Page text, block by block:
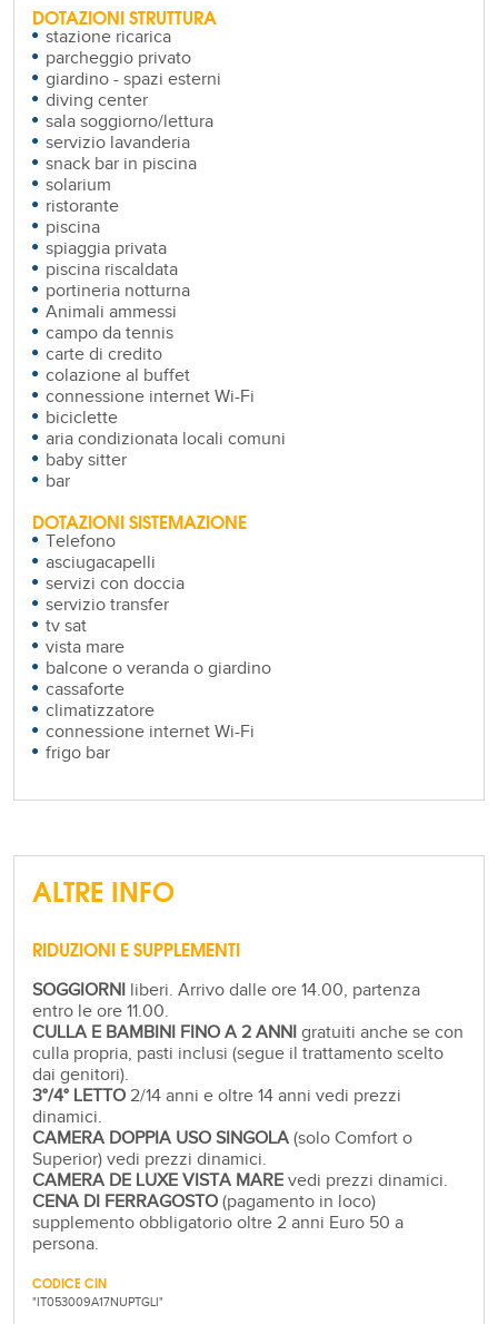
DOTAZIONI STRUTTURA
stazione ricarica
parcheggio privato
giardino - spazi esterni
diving center
sala soggiorno/lettura
servizio lavanderia
snack bar in piscina
solarium
ristorante
piscina
spiaggia privata
piscina riscaldata
portineria notturna
Animali ammessi
campo da tennis
carte di credito
colazione al buffet
connessione internet Wi-Fi
biciclette
aria condizionata locali comuni
baby sitter
bar
DOTAZIONI SISTEMAZIONE
Telefono
asciugacapelli
servizi con doccia
servizio transfer
tv sat
vista mare
balcone o veranda o giardino
cassaforte
climatizzatore
connessione internet Wi-Fi
frigo bar
ALTRE INFO
RIDUZIONI E SUPPLEMENTI
SOGGIORNI liberi. Arrivo dalle ore 14.00, partenza
entro le ore 11.00.
CULLA E BAMBINI FINO A 2 ANNI gratuiti anche se con
culla propria, pasti inclusi (segue il trattamento scelto
dai genitori).
3°/4° LETTO 2/14 anni e oltre 14 anni vedi prezzi
dinamici.
CAMERA DOPPIA USO SINGOLA (solo Comfort o
Superior) vedi prezzi dinamici.
CAMERA DE LUXE VISTA MARE vedi prezzi dinamici.
CENA DI FERRAGOSTO (pagamento in loco)
supplemento obbligatorio oltre 2 anni Euro 50 a
persona.
CODICE CIN
"IT053009A17NUPTGLI"